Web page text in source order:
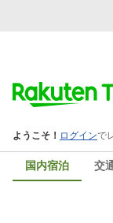
国内宿泊 交